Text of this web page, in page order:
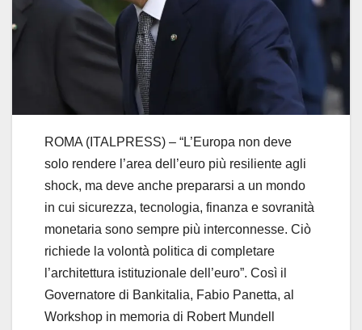
ROMA (ITALPRESS) – “L’Europa non deve
solo rendere l’area dell’euro più resiliente agli
shock, ma deve anche prepararsi a un mondo
in cui sicurezza, tecnologia, finanza e sovranità
monetaria sono sempre più interconnesse. Ciò
richiede la volontà politica di completare
l’architettura istituzionale dell’euro”. Così il
Governatore di Bankitalia, Fabio Panetta, al
Workshop in memoria di Robert Mundell